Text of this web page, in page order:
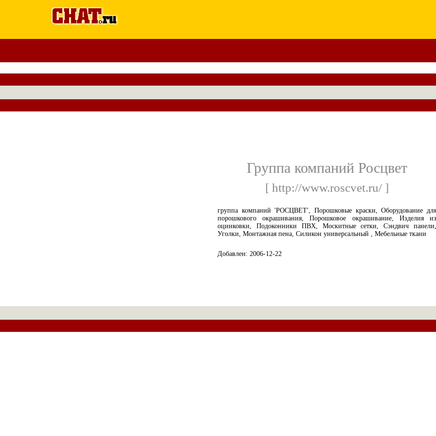
Группа компаний Росцвет
[ http://www.roscvet.ru/ ]
группа компаний 'РОСЦВЕТ', Порошковые краски, Оборудование для
порошкового окрашивания, Порошковое окрашивание, Изделия из
оцинковки, Подоконники ПВХ, Москитные сетки, Сэндвич панели,
Уголки, Монтажная пена, Силикон универсальный , Мебельные ткани
Добавлен: 2006-12-22